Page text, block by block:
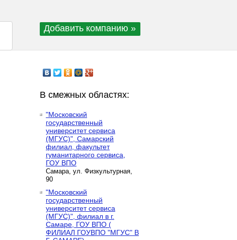
Добавить компанию »
В смежных областях:
"Московский
государственный
университет сервиса
(МГУС)", Самарский
филиал, факультет
гуманитарного сервиса,
ГОУ ВПО
Самара, ул. Физкультурная,
90
"Московский
государственный
университет сервиса
(МГУС)", филиал в г.
Самаре, ГОУ ВПО (
ФИЛИАЛ ГОУВПО "МГУС" В